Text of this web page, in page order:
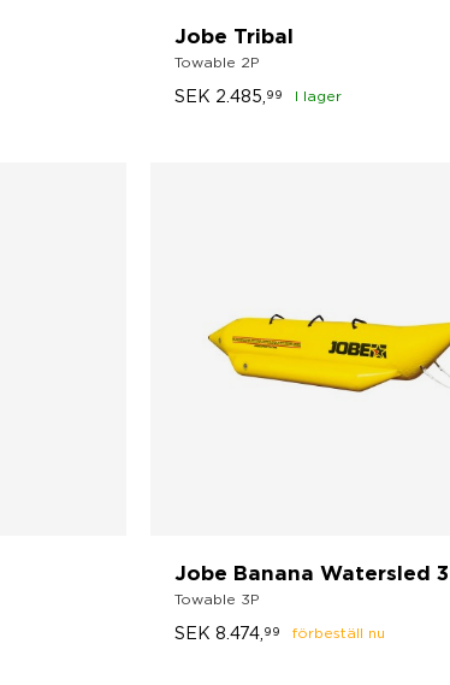
Jobe Tribal
Towable 2P
SEK 2.485, 99 I lager
Jobe Banana Watersled
Towable 3P
SEK 8.474, 99 förbeställ nu